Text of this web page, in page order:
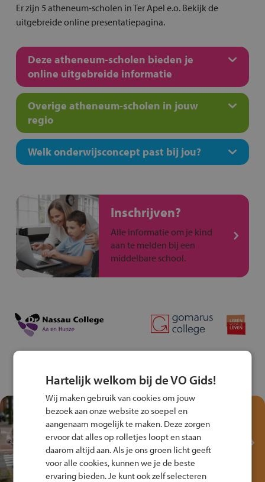
Er zijn 5 atheneum-scholen in Ter Apel e.o. Bekijk de
uitgebreide online presentatiepagina.
Deze atheneum-scholen bieden je
online uitgebreide informatie
Overige atheneum-scholen in jouw
regio
Welk onderwijsconcept past bij jou?
Inschrijven?
Alle informatie om je kind
aan te melden bij een
middelbare school.
Test je kennis met het
Fiets Veilig
Verkeersspel!
Speel het Fiets Veilig Verkeersspel
en win een Cortina-fiets!
Hartelijk welkom bij de VO Gids!
Wij maken gebruik van cookies om jouw
bezoek aan onze website zo soepel en
aangenaam mogelijk te maken. Deze zorgen
ervoor dat alles op rolletjes loopt en staan
daarom altijd aan. Als je ons groen licht geeft
voor alle cookies, kunnen we je de beste
ervaring bieden. Je kunt ook zelf selecteren